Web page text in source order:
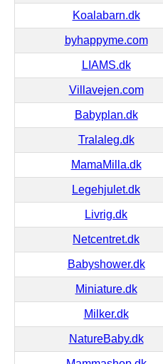
Koalabarn.dk
byhappyme.com
LIAMS.dk
Villavejen.com
Babyplan.dk
Tralaleg.dk
MamaMilla.dk
Legehjulet.dk
Livrig.dk
Netcentret.dk
Babyshower.dk
Miniature.dk
Milker.dk
NatureBaby.dk